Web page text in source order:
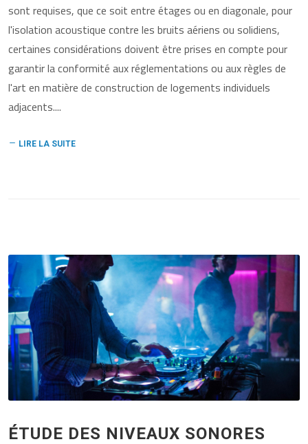
sont requises, que ce soit entre étages ou en diagonale, pour
l'isolation acoustique contre les bruits aériens ou solidiens,
certaines considérations doivent être prises en compte pour
garantir la conformité aux réglementations ou aux règles de
l'art en matière de construction de logements individuels
adjacents....
LIRE LA SUITE
ÉTUDE DES NIVEAUX SONORES